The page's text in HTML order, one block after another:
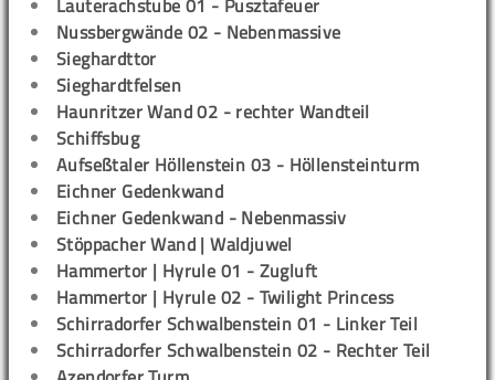
Lauterachstube 01 - Pusztafeuer
Nussbergwände 02 - Nebenmassive
Sieghardttor
Sieghardtfelsen
Haunritzer Wand 02 - rechter Wandteil
Schiffsbug
Aufseßtaler Höllenstein 03 - Höllensteinturm
Eichner Gedenkwand
Eichner Gedenkwand - Nebenmassiv
Stöppacher Wand | Waldjuwel
Hammertor | Hyrule 01 - Zugluft
Hammertor | Hyrule 02 - Twilight Princess
Schirradorfer Schwalbenstein 01 - Linker Teil
Schirradorfer Schwalbenstein 02 - Rechter Teil